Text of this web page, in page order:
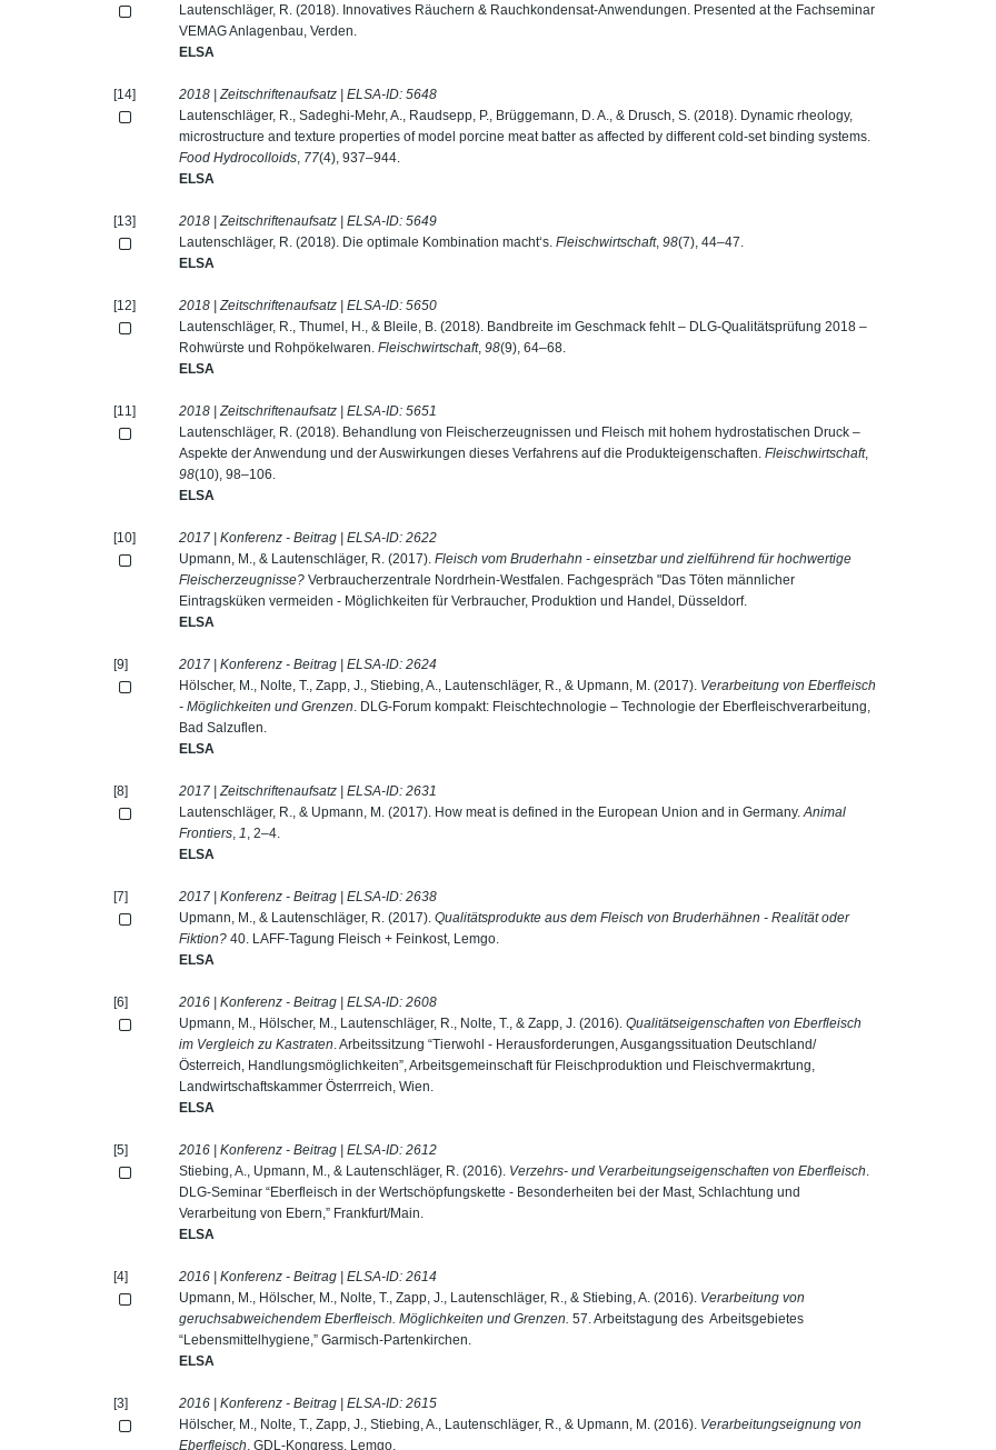
Lautenschläger, R. (2018). Innovatives Räuchern & Rauchkondensat-Anwendungen. Presented at the Fachseminar
VEMAG Anlagenbau, Verden.
ELSA
[14] 2018 | Zeitschriftenaufsatz | ELSA-ID:5648
Lautenschläger, R., Sadeghi-Mehr, A., Raudsepp, P., Brüggemann, D. A., & Drusch, S. (2018). Dynamic rheology,
microstructure and texture properties of model porcine meat batter as affected by different cold-set binding systems.
Food Hydrocolloids 77(4), 937–944.
ELSA
[13] 2018 | Zeitschriftenaufsatz | ELSA-ID:5649
Lautenschläger, R. (2018). Die optimale Kombination macht‘s.Fleischwirtschaft,98(7), 44–47.
ELSA
[12] 2018 | Zeitschriftenaufsatz | ELSA-ID:5650
Lautenschläger, R., Thumel, H., & Bleile, B. (2018). Bandbreite im Geschmack fehlt – DLG-Qualitätsprüfung 2018 –
Rohwürste und Rohpökelwaren.Fleischwirtschaft,98(9), 64–68.
ELSA
[11] 2018 | Zeitschriftenaufsatz | ELSA-ID:5651
Lautenschläger, R. (2018). Behandlung von Fleischerzeugnissen und Fleisch mit hohem hydrostatischen Druck –
Aspekte der Anwendung und der Auswirkungen dieses Verfahrens auf die Produkteigenschaften.Fleischwirtschaft,
98(10), 98–106.
ELSA
[10] 2017 | Konferenz - Beitrag | ELSA-ID:2622
Upmann, M., & Lautenschläger, R. (2017).Fleisch vom Bruderhahn - einsetzbar und zielführend für hochwertige
Fleischerzeugnisse? Verbraucherzentrale Nordrhein-Westfalen. Fachgespräch "Das Töten männlicher
Eintragsküken vermeiden - Möglichkeiten für Verbraucher, Produktion und Handel, Düsseldorf.
ELSA
[9] 2017 | Konferenz - Beitrag | ELSA-ID:2624
Hölscher, M., Nolte, T., Zapp, J., Stiebing, A., Lautenschläger, R., & Upmann, M. (2017). Verarbeitung von Eberfleisch
- Möglichkeiten und Grenzen . DLG-Forum kompakt: Fleischtechnologie – Technologie der Eberfleischverarbeitung,
Bad Salzuflen.
ELSA
[8] 2017 | Zeitschriftenaufsatz | ELSA-ID:2631
Lautenschläger, R., & Upmann, M. (2017). How meat is defined in the European Union and in Germany.Animal
Frontiers 1 , 2–4.
ELSA
[7] 2017 | Konferenz - Beitrag | ELSA-ID:2638
Upmann, M., & Lautenschläger, R. (2017).Qualitätsprodukte aus dem Fleisch von Bruderhähnen - Realität oder
Fiktion? 40. LAFF-Tagung Fleisch + Feinkost, Lemgo.
ELSA
[6] 2016 | Konferenz - Beitrag | ELSA-ID:2608
Upmann, M., Hölscher, M., Lautenschläger, R., Nolte, T., & Zapp, J. (2016).Qualitätseigenschaften von Eberfleisch
im Vergleich zu Kastraten . Arbeitssitzung “Tierwohl - Herausforderungen, Ausgangssituation Deutschland/
Österreich, Handlungsmöglichkeiten”, Arbeitsgemeinschaft für Fleischproduktion und Fleischvermakrtung,
Landwirtschaftskammer Österrreich, Wien.
ELSA
[5] 2016 | Konferenz - Beitrag | ELSA-ID:2612
Stiebing, A., Upmann, M., & Lautenschläger, R. (2016). Verzehrs- und Verarbeitungseigenschaften von Eberfleisch
DLG-Seminar “Eberfleisch in der Wertschöpfungskette - Besonderheiten bei der Mast, Schlachtung und
Verarbeitung von Ebern,” Frankfurt/Main.
ELSA
[4] 2016 | Konferenz - Beitrag | ELSA-ID:2614
Upmann, M., Hölscher, M., Nolte, T., Zapp, J., Lautenschläger, R., & Stiebing, A. (2016). Verarbeitung von
geruchsabweichendem Eberfleisch. Möglichkeiten und Grenzen. 57. Arbeitstagung des Arbeitsgebietes
“Lebensmittelhygiene,” Garmisch-Partenkirchen.
ELSA
[3] 2016 | Konferenz - Beitrag | ELSA-ID:2615
Hölscher, M., Nolte, T., Zapp, J., Stiebing, A., Lautenschläger, R., & Upmann, M. (2016). Verarbeitungseignung von
Eberfleisch . GDL-Kongress, Lemgo.